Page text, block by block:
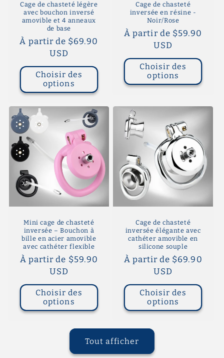
Cage de chasteté légère
avec bouchon inversé
amovible et 4 anneaux
de base
Prix
habituel
À partir de $69.90
USD
Choisir des
options
Cage de chasteté
inversée en résine -
Noir/Rose
Prix
habituel
À partir de $59.90
USD
Choisir des
options
Mini cage de chasteté
inversée – Bouchon à
bille en acier amovible
avec cathéter flexible
Prix
habituel
À partir de $59.90
USD
Choisir des
options
Cage de chasteté
inversée élégante avec
cathéter amovible en
silicone souple
Prix
habituel
À partir de $69.90
USD
Choisir des
options
Tout afficher